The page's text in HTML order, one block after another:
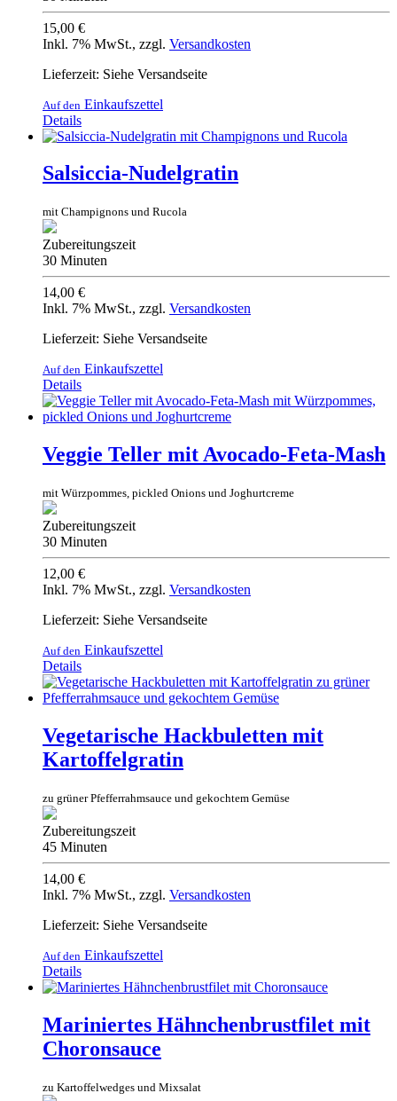
15,00 €
Inkl. 7% MwSt., zzgl. Versandkosten
Lieferzeit: Siehe Versandseite
Auf den Einkaufszettel
Details
Salsiccia-Nudelgratin
mit Champignons und Rucola
Zubereitungszeit
30 Minuten
14,00 €
Inkl. 7% MwSt., zzgl. Versandkosten
Lieferzeit: Siehe Versandseite
Auf den Einkaufszettel
Details
Veggie Teller mit Avocado-Feta-Mash
mit Würzpommes, pickled Onions und Joghurtcreme
Zubereitungszeit
30 Minuten
12,00 €
Inkl. 7% MwSt., zzgl. Versandkosten
Lieferzeit: Siehe Versandseite
Auf den Einkaufszettel
Details
Vegetarische Hackbuletten mit
Kartoffelgratin
zu grüner Pfefferrahmsauce und gekochtem Gemüse
Zubereitungszeit
45 Minuten
14,00 €
Inkl. 7% MwSt., zzgl. Versandkosten
Lieferzeit: Siehe Versandseite
Auf den Einkaufszettel
Details
Mariniertes Hähnchenbrustfilet mit
Choronsauce
zu Kartoffelwedges und Mixsalat